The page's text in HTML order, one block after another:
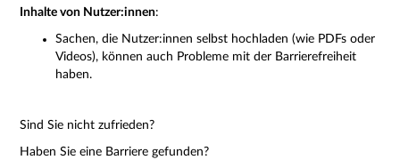
Inhalte von Nutzer:innen:
Sachen, die Nutzer:innen selbst hochladen (wie PDFs oder
Videos), können auch Probleme mit der Barrierefreiheit
haben.
Sind Sie nicht zufrieden?
Haben Sie eine Barriere gefunden?